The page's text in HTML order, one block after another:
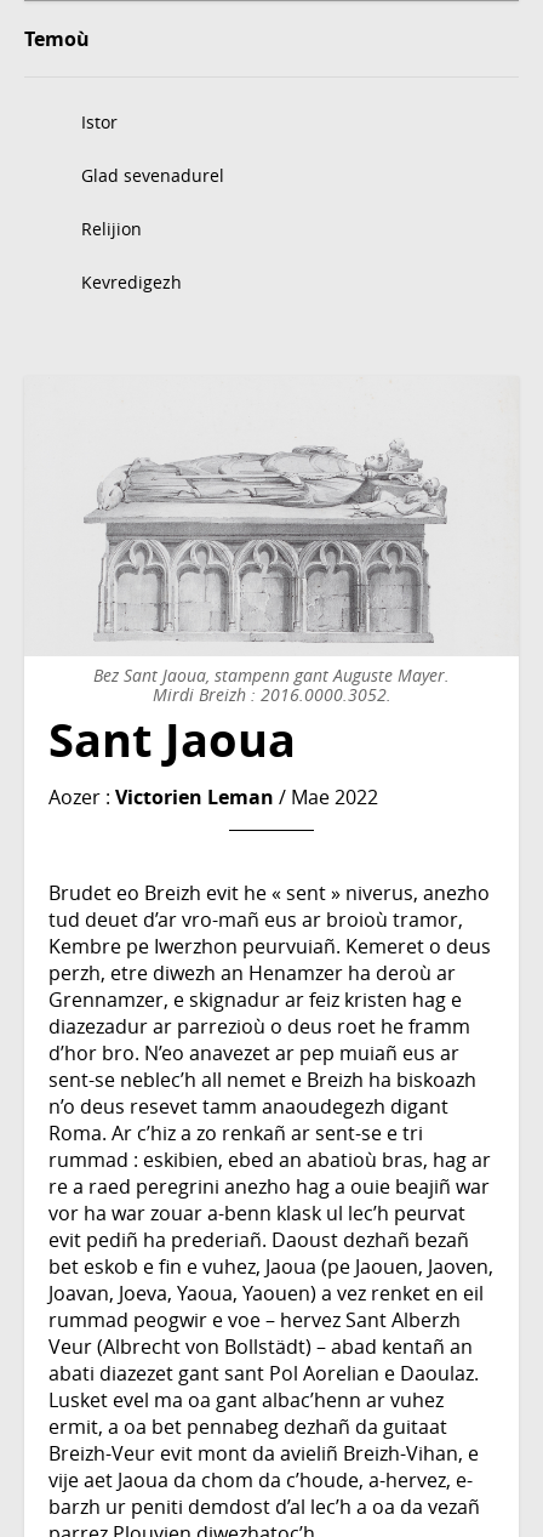
Temoù
Istor
Glad sevenadurel
Relijion
Kevredigezh
Bez Sant Jaoua, stampenn gant Auguste Mayer.
Mirdi Breizh : 2016.0000.3052.
Sant Jaoua
Aozer : Victorien Leman / Mae 2022
Brudet eo Breizh evit he « sent » niverus, anezho
tud deuet d’ar vro-mañ eus ar broioù tramor,
Kembre pe Iwerzhon peurvuiañ. Kemeret o deus
perzh, etre diwezh an Henamzer ha deroù ar
Grennamzer, e skignadur ar feiz kristen hag e
diazezadur ar parrezioù o deus roet he framm
d’hor bro. N’eo anavezet ar pep muiañ eus ar
sent-se neblec’h all nemet e Breizh ha biskoazh
n’o deus resevet tamm anaoudegezh digant
Roma. Ar c’hiz a zo renkañ ar sent-se e tri
rummad : eskibien, ebed an abatioù bras, hag ar
re a raed peregrini anezho hag a ouie beajiñ war
vor ha war zouar a-benn klask ul lec’h peurvat
evit pediñ ha prederiañ. Daoust dezhañ bezañ
bet eskob e fin e vuhez, Jaoua (pe Jaouen, Jaoven,
Joavan, Joeva, Yaoua, Yaouen) a vez renket en eil
rummad peogwir e voe – hervez Sant Alberzh
Veur (Albrecht von Bollstädt) – abad kentañ an
abati diazezet gant sant Pol Aorelian e Daoulaz.
Lusket evel ma oa gant albac’henn ar vuhez
ermit, a oa bet pennabeg dezhañ da guitaat
Breizh-Veur evit mont da avieliñ Breizh-Vihan, e
vije aet Jaoua da chom da c’houde, a-hervez, e-
barzh ur peniti demdost d’al lec’h a oa da vezañ